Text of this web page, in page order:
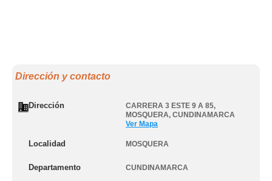
Dirección y contacto
Dirección CARRERA 3 ESTE 9 A 85,
MOSQUERA, CUNDINAMARCA
Ver Mapa
Localidad MOSQUERA
Departamento CUNDINAMARCA